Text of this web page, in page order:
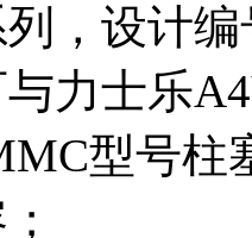
，设计
力士乐
型号柱